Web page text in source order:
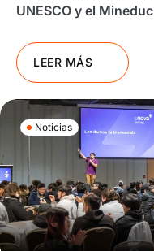
UNESCO y el Mineduc
LEER MÁS
Noticias